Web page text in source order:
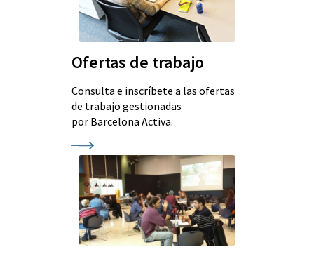
Ofertas de trabajo
Consulta e inscríbete a las ofertas
de trabajo gestionadas
por Barcelona Activa.